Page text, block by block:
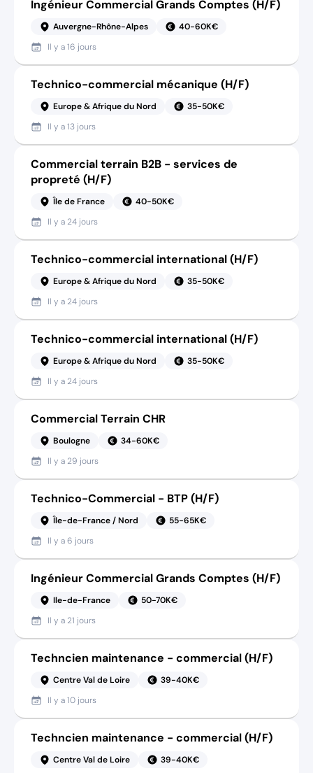
Ingénieur Commercial Grands Comptes (H/F)
Auvergne-Rhône-Alpes
40-60K€
Il y a16 jours
Technico-commercial mécanique (H/F)
Europe & Afrique du Nord
35-50K€
Il y a13 jours
Commercial terrain B2B - services de
propreté (H/F)
Île de France
40-50K€
Il y a 24 jours
Technico-commercial international (H/F)
Europe & Afrique du Nord
35-50K€
Il y a 24 jours
Technico-commercial international (H/F)
Europe & Afrique du Nord
35-50K€
Il y a 24 jours
Commercial Terrain CHR
Boulogne
34-60K€
Il y a 29 jours
Technico-Commercial - BTP (H/F)
Île-de-France / Nord
55-65K€
Il y a6 jours
Ingénieur Commercial Grands Comptes (H/F)
Ile-de-France
50-70K€
Il y a 21 jours
Techncien maintenance - commercial (H/F)
Centre Val de Loire
39-40K€
Il y a10 jours
Techncien maintenance - commercial (H/F)
Centre Val de Loire
39-40K€